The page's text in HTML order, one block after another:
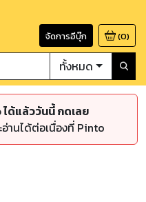
จัดการอีบุ๊ก (0)
ทั้งหมด
ด้แล้ววันนี้ กดเลย
านได้ต่อเนื่องที่ Pinto